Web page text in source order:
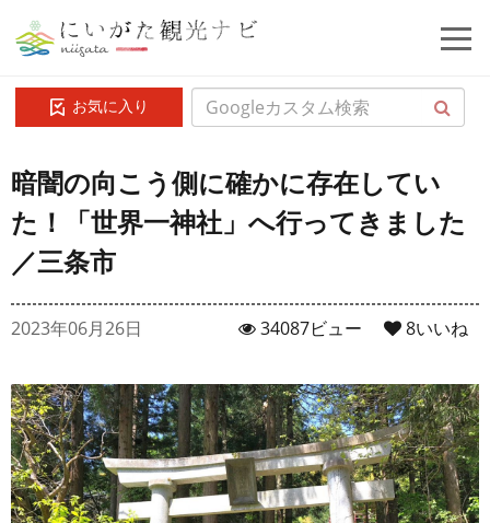
お気に入り
暗闇の向こう側に確かに存在してい
た！「世界一神社」へ行ってきました
／三条市
2023年06月26日 8いいね
34087ビュー